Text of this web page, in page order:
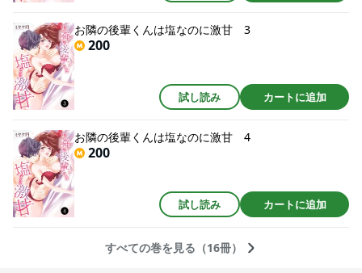
お隣の後輩くんは塩なのに激甘 3
200
試し読み カートに追加
お隣の後輩くんは塩なのに激甘 4
200
試し読み カートに追加
すべての巻を見る（16冊）